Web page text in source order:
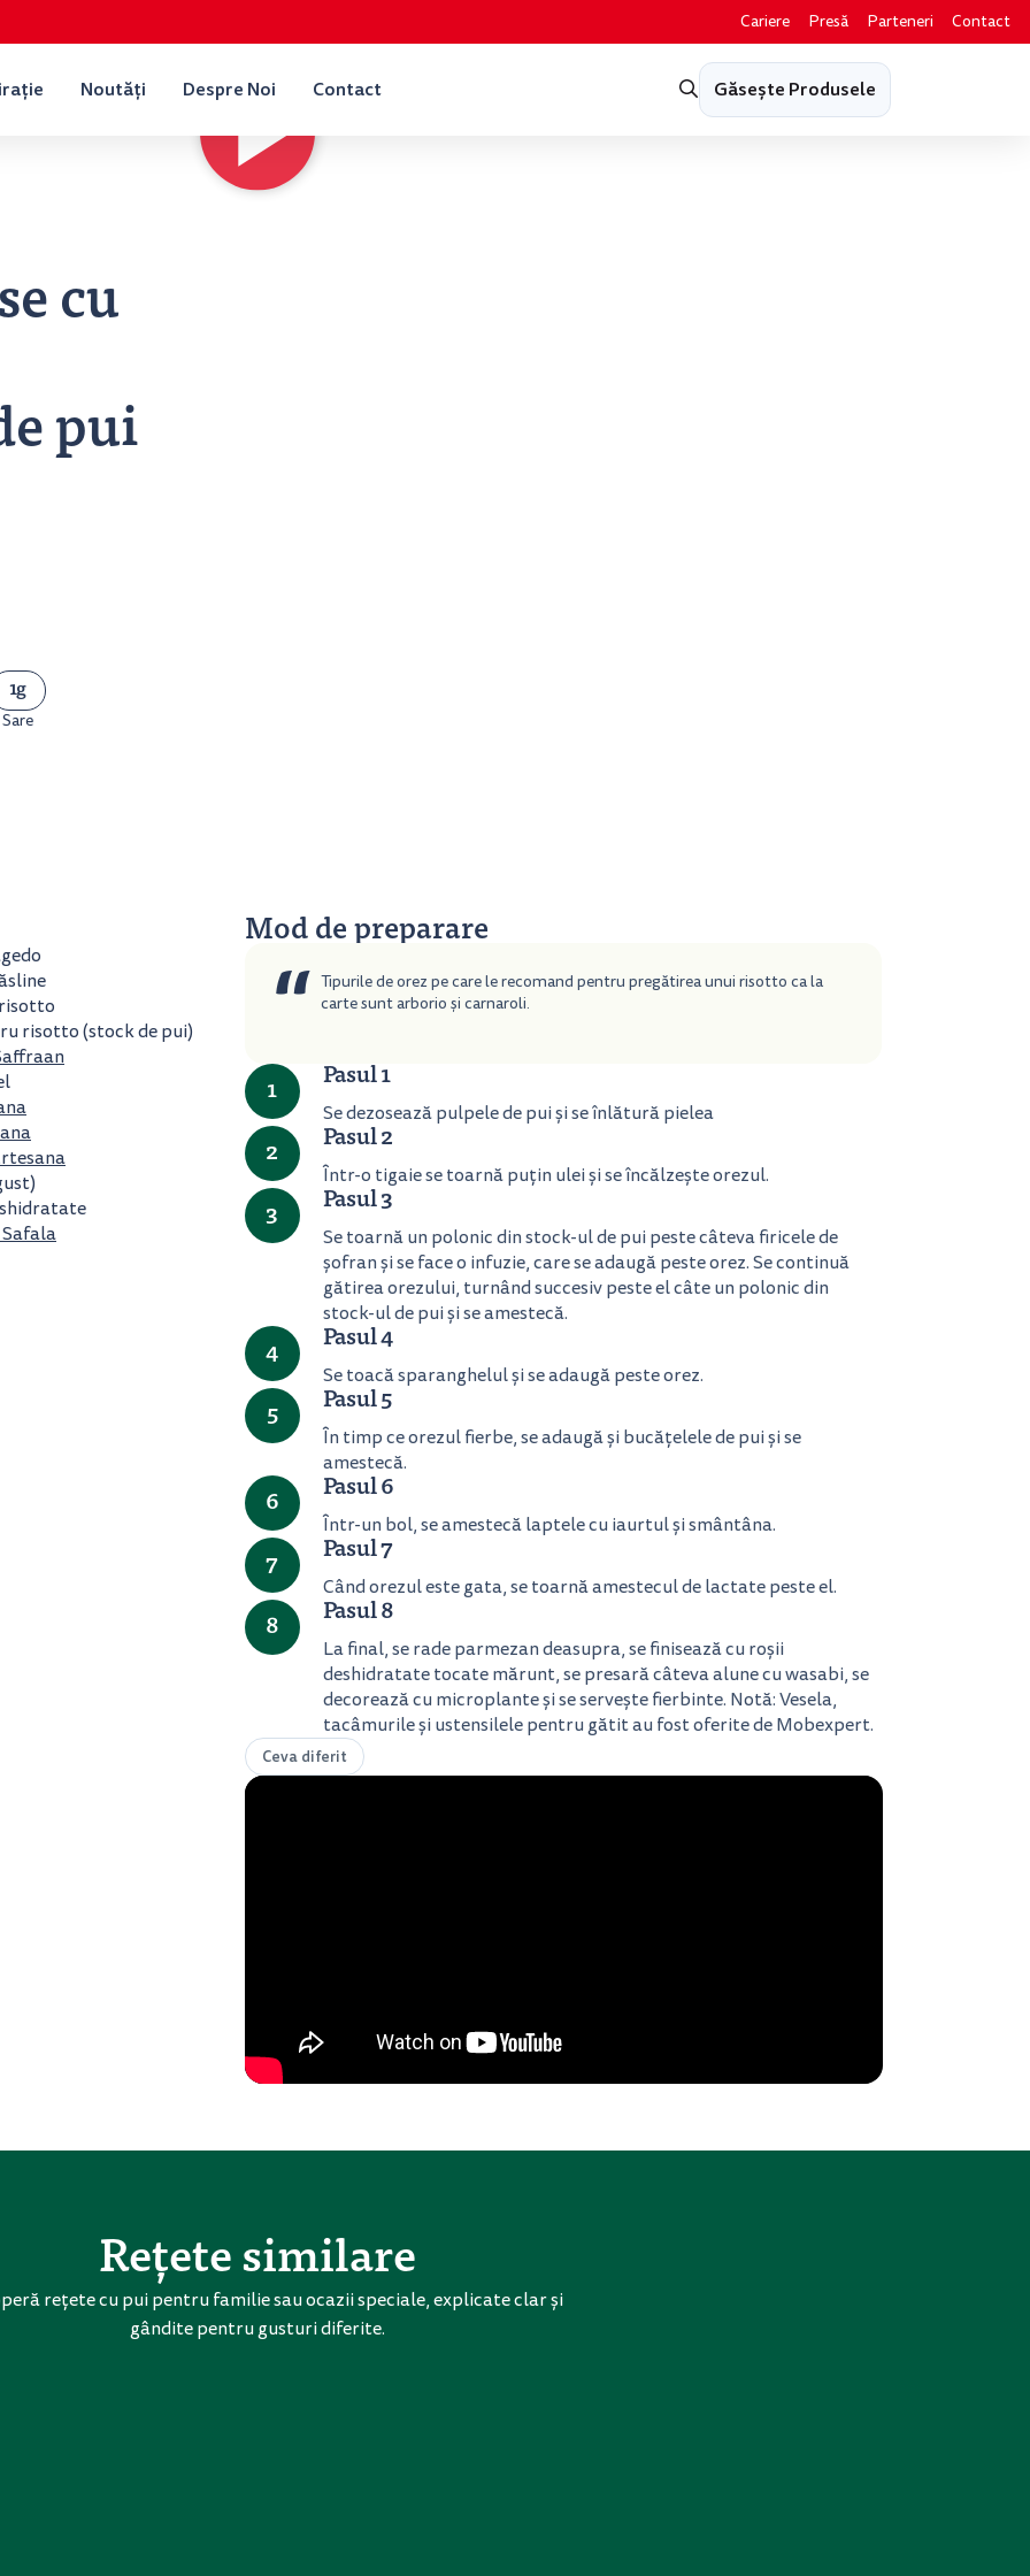
Cariere Presă Parteneri Contact
Noutăți Despre Noi Contact Găsește Produsele
cu
pui
1g
Sare
risotto (stock de pui)
Mod de preparare
“ Tipurile de orez pe care le recomand pentru pregătirea unui risotto ca la
carte sunt arborio și carnaroli.
1
Pasul 1
Se dezosează pulpele de pui și se înlătură pielea
2
Pasul 2
Într-o tigaie se toarnă puțin ulei și se încălzește orezul.
3
Pasul 3
Se toarnă un polonic din stock-ul de pui peste câteva firicele de
șofran și se face o infuzie, care se adaugă peste orez. Se continuă
gătirea orezului, turnând succesiv peste el câte un polonic din
stock-ul de pui și se amestecă.
4
Pasul 4
Se toacă sparanghelul și se adaugă peste orez.
5
Pasul 5
În timp ce orezul fierbe, se adaugă și bucățelele de pui și se
amestecă.
6
Pasul 6
Într-un bol, se amestecă laptele cu iaurtul și smântâna.
7
Pasul 7
Când orezul este gata, se toarnă amestecul de lactate peste el.
8
Pasul 8
La final, se rade parmezan deasupra, se finisează cu roșii
deshidratate tocate mărunt, se presară câteva alune cu wasabi, se
decorează cu microplante și se servește fierbinte. Notă: Vesela,
tacâmurile şi ustensilele pentru gătit au fost oferite de Mobexpert.
Ceva diferit
Rețete similare
rețete cu pui pentru familie sau ocazii speciale, explicate clar și
gândite pentru gusturi diferite.